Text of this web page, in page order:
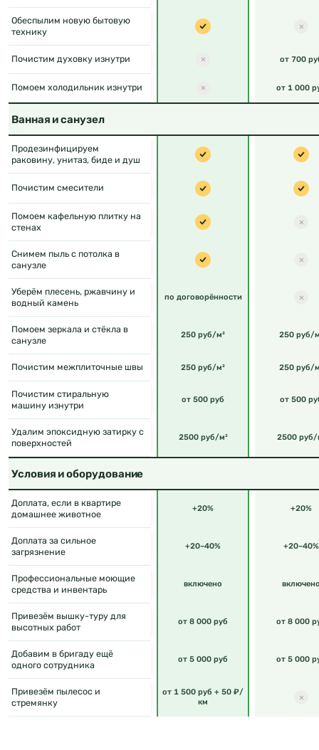
Обеспылим новую бытовую
технику
Почистим духовку изнутри от 700
Помоем холодильник изнутри от 1 000
Ванная и санузел
Продезинфицируем
раковину, унитаз, биде и душ
Почистим смесители
Помоем кафельную плитку на
стенах
Снимем пыль с потолка в
санузле
Уберём плесень, ржавчину и
водный камень
по договорённости
Помоем зеркала и стёкла в
санузле
250 руб/м² 250 руб/
Почистим межплиточные швы 250 руб/м² 250 руб/
Почистим стиральную
машину изнутри
от 500 руб от 500
Удалим эпоксидную затирку с
поверхностей
2500 руб/м² 2500 руб/
Условия и оборудование
Доплата, если в квартире
домашнее животное
+20% +20%
Доплата за сильное
загрязнение
+20–40% +20–40%
Профессиональные моющие
средства и инвентарь
включено
Привезём вышку-туру для
высотных работ
от 8 000 руб от 8 000
Добавим в бригаду ещё
одного сотрудника
от 5 000 руб от 5 000
Привезём пылесос и
стремянку
от 1 500 руб + 50 ₽/
км